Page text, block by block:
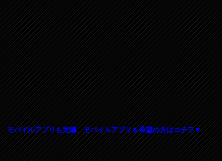
モバイルアプリも完備、モバイルアプリを希望の方はコチラ▼